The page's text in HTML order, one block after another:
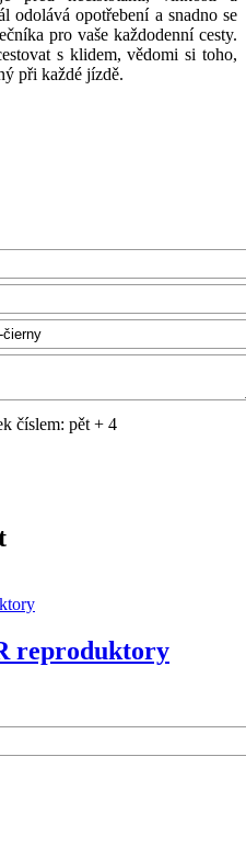
odolává opotřebení a snadno se
pro vaše každodenní cesty.
s klidem, vědomi si toho,
při každé jízdě.
číslem: pět + 4
reproduktory